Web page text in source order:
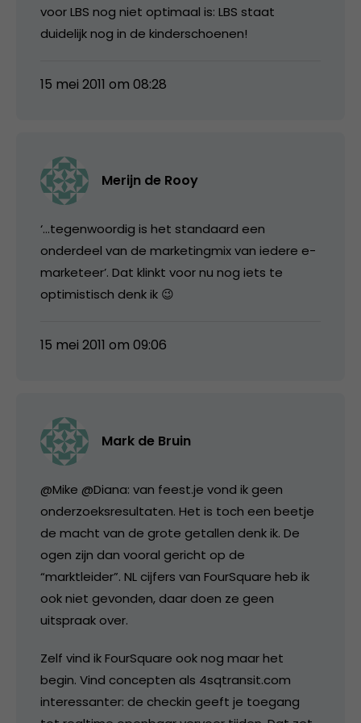
voor LBS nog niet optimaal is: LBS staat
duidelijk nog in de kinderschoenen!
15 mei 2011 om 08:28
Merijn de Rooy
‘…tegenwoordig is het standaard een
onderdeel van de marketingmix van iedere e-
marketeer’. Dat klinkt voor nu nog iets te
optimistisch denk ik 😉
15 mei 2011 om 09:06
Mark de Bruin
@Mike @Diana: van feest.je vond ik geen
onderzoeksresultaten. Het is toch een beetje
de macht van de grote getallen denk ik. De
ogen zijn dan vooral gericht op de
“marktleider”. NL cijfers van FourSquare heb ik
ook niet gevonden, daar doen ze geen
uitspraak over.
Zelf vind ik FourSquare ook nog maar het
begin. Vind concepten als 4sqtransit.com
interessanter: de checkin geeft je toegang